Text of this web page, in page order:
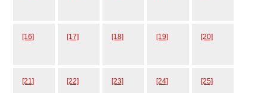
[16] [17] [18] [19] [20]
[21] [22] [23] [24] [25]